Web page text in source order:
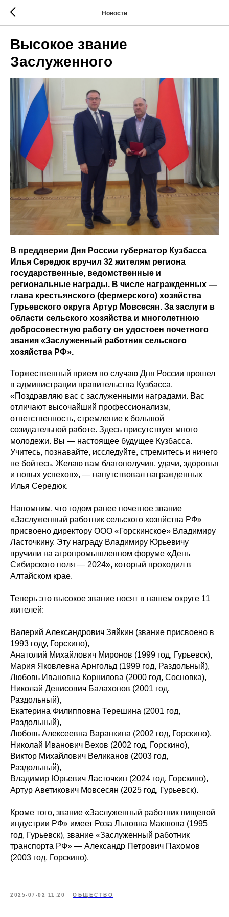
Новости
Высокое звание
Заслуженного
В преддверии Дня России губернатор Кузбасса
Илья Середюк вручил 32 жителям региона
государственные, ведомственные и
региональные награды. В числе награжденных —
глава крестьянского (фермерского) хозяйства
Гурьевского округа Артур Мовсесян. За заслуги в
области сельского хозяйства и многолетнюю
добросовестную работу он удостоен почетного
звания «Заслуженный работник сельского
хозяйства РФ».
Торжественный прием по случаю Дня России прошел
в администрации правительства Кузбасса.
«Поздравляю вас с заслуженными наградами. Вас
отличают высочайший профессионализм,
ответственность, стремление к большой
созидательной работе. Здесь присутствует много
молодежи. Вы — настоящее будущее Кузбасса.
Учитесь, познавайте, исследуйте, стремитесь и ничего
не бойтесь. Желаю вам благополучия, удачи, здоровья
и новых успехов», — напутствовал награжденных
Илья Середюк.
Напомним, что годом ранее почетное звание
«Заслуженный работник сельского хозяйства РФ»
присвоено директору ООО «Горскинское» Владимиру
Ласточкину. Эту награду Владимиру Юрьевичу
вручили на агропромышленном форуме «День
Сибирского поля — 2024», который проходил в
Алтайском крае.
Теперь это высокое звание носят в нашем округе 11
жителей:
Валерий Александрович Зяйкин (звание присвоено в
1993 году, Горскино),
Анатолий Михайлович Миронов (1999 год, Гурьевск),
Мария Яковлевна Арнгольд (1999 год, Раздольный),
Любовь Ивановна Корнилова (2000 год, Сосновка),
Николай Денисович Балахонов (2001 год,
Раздольный),
Екатерина Филипповна Терешина (2001 год,
Раздольный),
Любовь Алексеевна Варанкина (2002 год, Горскино),
Николай Иванович Вехов (2002 год, Горскино),
Виктор Михайлович Великанов (2003 год,
Раздольный),
Владимир Юрьевич Ласточкин (2024 год, Горскино),
Артур Аветикович Мовсесян (2025 год, Гурьевск).
Кроме того, звание «Заслуженный работник пищевой
индустрии РФ» имеет Роза Львовна Макшова (1995
год, Гурьевск), звание «Заслуженный работник
транспорта РФ» — Александр Петрович Пахомов
(2003 год, Горскино).
2025-07-02 11:20 ОБЩЕСТВО